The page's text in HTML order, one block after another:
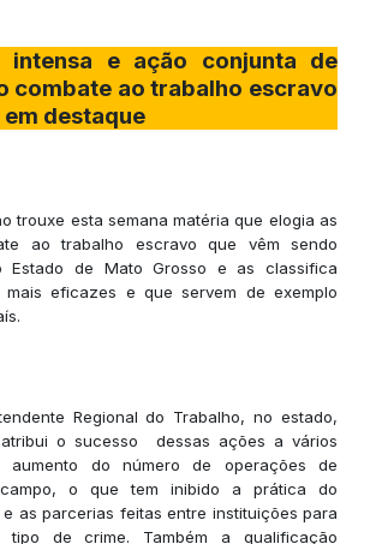
intensa e ação conjunta de
combate ao trabalho escravo
destaque
trouxe esta semana matéria que elogia as
ao trabalho escravo que vêm sendo
Estado de Mato Grosso e as classifica
eficazes e que servem de exemplo
Regional do Trabalho, no estado,
atribui o sucesso dessas ações a vários
aumento do número de operações de
o que tem inibido a prática do
as parcerias feitas entre instituições para
tipo de crime. Também a qualificação